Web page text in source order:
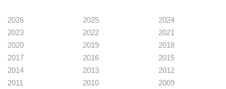
2026 2025
2024
2023
2022
2021
2020
2019
2018
2017
2016
2015
2014
2013
2012
2011
2010
2009